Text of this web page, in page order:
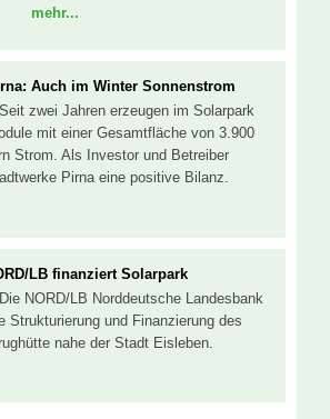
mehr...
Auch im Winter Sonnenstrom
zwei Jahren erzeugen im Solarpark
mit einer Gesamtfläche von 3.900
Strom. Als Investor und Betreiber
Pirna eine positive Bilanz.
LB finanziert Solarpark
NORD/LB Norddeutsche Landesbank
Strukturierung und Finanzierung des
nahe der Stadt Eisleben.